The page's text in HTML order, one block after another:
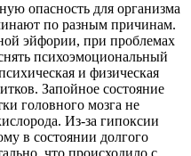
опасность для организма
по разным причинам.
эйфории, при проблемах
психоэмоциональный
и физическая
Запойное состояние
головного мозга не
Из-за гипоксии
в состоянии долгого